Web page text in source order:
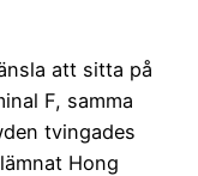
att sitta på
F, samma
tvingades
Hong